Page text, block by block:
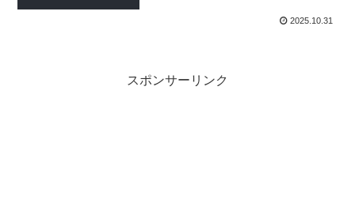
2025.10.31
スポンサーリンク